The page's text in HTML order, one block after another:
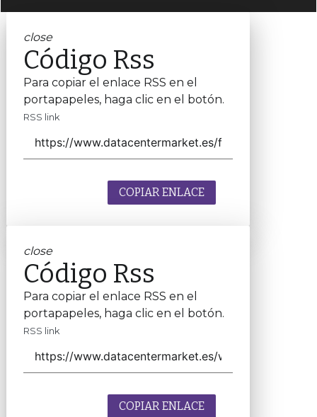
close
Código Rss
Para copiar el enlace RSS en el
portapapeles, haga clic en el botón.
RSS link
COPIAR ENLACE
close
Código Rss
Para copiar el enlace RSS en el
portapapeles, haga clic en el botón.
RSS link
COPIAR ENLACE